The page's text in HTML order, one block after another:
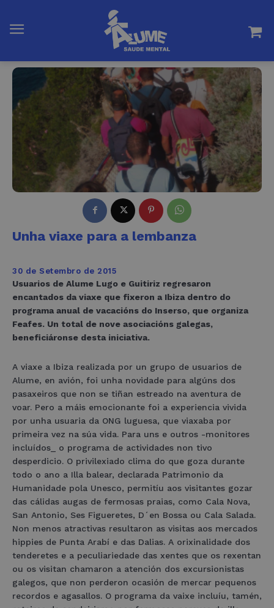
Unha viaxe para a lembanza
30 de Setembro de 2015
Usuarios de Alume Lugo e Guitiriz regresaron
encantados da viaxe que fixeron a Ibiza dentro do
programa anual de vacacións do Inserso, que organiza
Feafes. Un total de nove asociacións galegas,
beneficiáronse desta iniciativa.
A viaxe a Ibiza realizada por un grupo de usuarios de
Alume, en avión, foi unha novidade para algúns dos
pasaxeiros que non se tiñan estreado na aventura de
voar. Pero a máis emocionante foi a experiencia vivida
por unha usuaria da ONG luguesa, que viaxaba por
primeira vez na súa vida. Para uns e outros -monitores
incluídos_ o programa de actividades non tivo
desperdicio. O privilexiado clima do que goza durante
todo o ano a Illa balear, declarada Patrimonio da
Humanidade pola Unesco, permitíu aos visitantes gozar
das cálidas augas de fermosas praias, como Cala Nova,
San Antonio, Ses Figueretes, D´en Bossa ou Cala Salada.
Non menos atractivas resultaron as visitas aos mercados
hippies de Punta Arabí e das Dalias. A orixinalidade dos
tenderetes e a peculiariedade das xentes que os rexentan
ou os visitan chamaron a atención dos excursionistas
galegos, que non perderon ocasión de mercar pequenos
recordos e agasallos. O programa da vaixe incluíu, tamén,